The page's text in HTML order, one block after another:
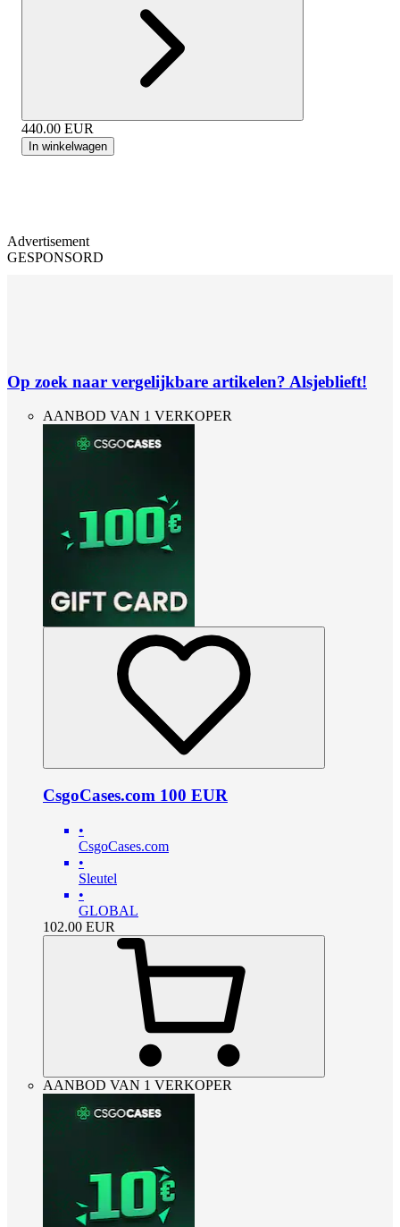
440.00 EUR
In winkelwagen
Advertisement
GESPONSORD
Op zoek naar vergelijkbare artikelen? Alsjeblieft!
AANBOD VAN 1 VERKOPER
CsgoCases.com 100 EUR
•
CsgoCases.com
•
Sleutel
•
GLOBAL
102.00 EUR
AANBOD VAN 1 VERKOPER